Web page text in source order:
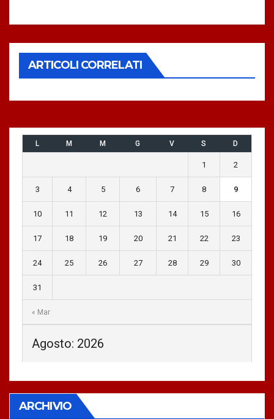
ARTICOLI CORRELATI
Agosto: 2026
L M M G V S D
« Mar
1 2
3 4 5 6 7 8 9
10 11 12 13 14 15 16
17 18 19 20 21 22 23
24 25 26 27 28 29 30
31
ARCHIVIO